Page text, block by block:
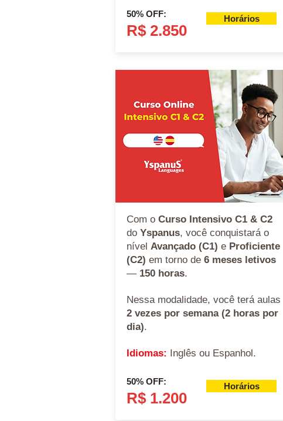
50% OFF:
R$ 2.850
Horários
Com o Curso Intensivo C1 & C2
do Yspanus, você conquistará o
nível Avançado (C1) e Proficiente
(C2) em torno de 6 meses letivos
— 150 horas.
Nessa modalidade, você terá aulas
2 vezes por semana (2 horas por
dia).
Idiomas: Inglês ou Espanhol.
50% OFF:
R$ 1.200
Horários